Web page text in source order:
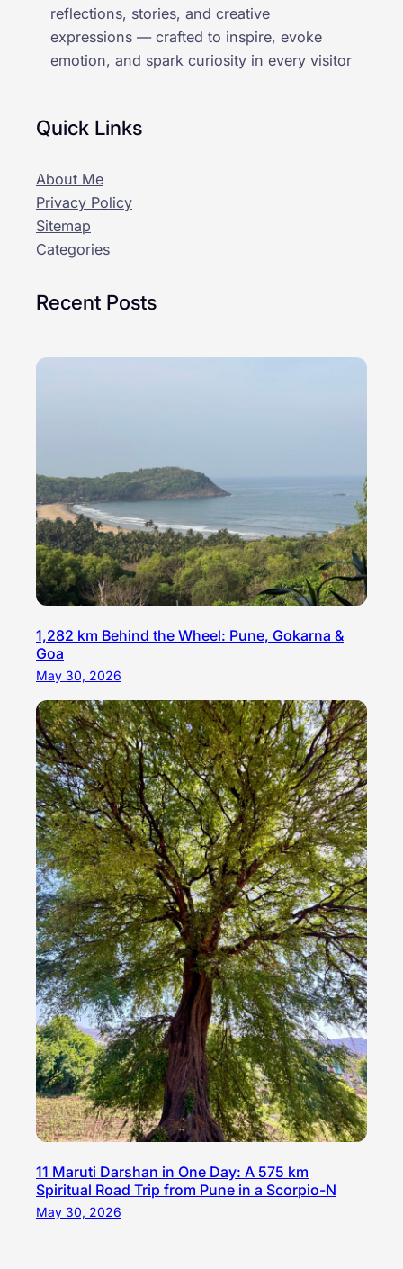
reflections, stories, and creative
expressions — crafted to inspire, evoke
emotion, and spark curiosity in every visitor
Quick Links
About Me
Privacy Policy
Sitemap
Categories
Recent Posts
1,282 km Behind the Wheel: Pune, Gokarna &
Goa
May 30, 2026
11 Maruti Darshan in One Day: A 575 km
Spiritual Road Trip from Pune in a Scorpio-N
May 30, 2026